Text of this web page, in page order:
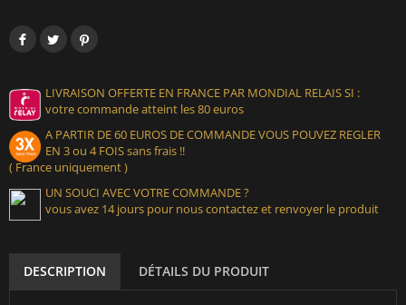
LIVRAISON OFFERTE EN FRANCE PAR MONDIAL RELAIS SI :
votre commande atteint les 80 euros
A PARTIR DE 60 EUROS DE COMMANDE VOUS POUVEZ REGLER
EN 3 ou 4 FOIS sans frais !!
( France uniquement )
UN SOUCI AVEC VOTRE COMMANDE ?
vous avez 14 jours pour nous contactez et renvoyer le produit
DESCRIPTION DÉTAILS DU PRODUIT